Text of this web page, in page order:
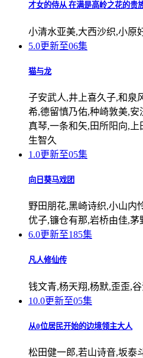
才女的侍从 在满是高岭之花的贵
小清水亚美,大西沙织,小原
5.0更新至06集
猫与龙
子安武人,井上喜久子,和泉
希,德留慎乃佑,种崎敦美,
真琴,一条和矢,田所阳向,
生智久
1.0更新至05集
向日葵马戏团
野田朋花,黑崎诗织,小山内
优子,镰仓有那,岩桥由佳,茅
6.0更新至185集
凡人修仙传
钱文青,杨天翔,杨默,歪歪,
10.0更新至05集
从0位居民开始的边境领主大人
松田健一郎,若山诗音,坂泰